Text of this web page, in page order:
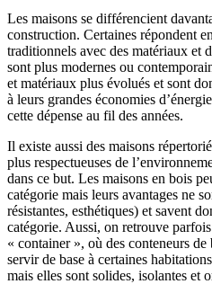
Les maisons se différencient
construction. Certaines répondent
traditionnels avec des matériaux et
sont plus modernes ou
et matériaux plus évolués et sont
à leurs grandes économies
cette dépense au fil des années.
Il existe aussi des maisons
plus respectueuses de
dans ce but. Les maisons en bois
catégorie mais leurs avantages ne
résistantes, esthétiques) et savent
catégorie. Aussi, on retrouve
« container », où des conteneurs
servir de base à certaines
mais elles sont solides, isolantes et